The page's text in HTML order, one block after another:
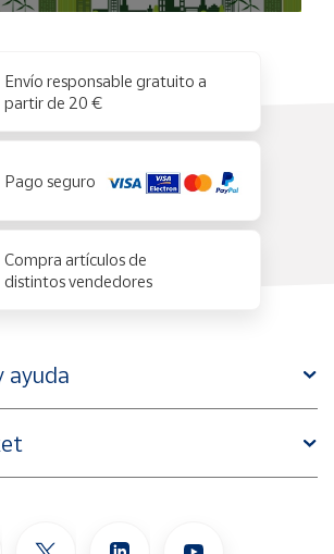
Envío responsable gratuito a
partir de 20 €
Pago seguro
Compra artículos de
distintos vendedores
ayuda